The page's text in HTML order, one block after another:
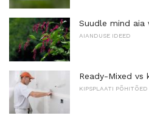
Suudle mind aia
AIANDUSE IDEED
Ready-Mixed vs
KIPSPLAATI PÕHITÕED